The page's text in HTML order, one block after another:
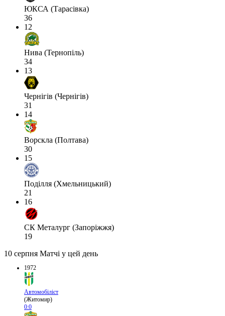
ЮКСА (Тарасівка)
36
12
Нива (Тернопіль)
34
13
Чернігів (Чернігів)
31
14
Ворскла (Полтава)
30
15
Поділля (Хмельницький)
21
16
СК Металург (Запоріжжя)
19
10 серпня Матчі у цей день
1972
Автомобіліст
(Житомир)
0:0